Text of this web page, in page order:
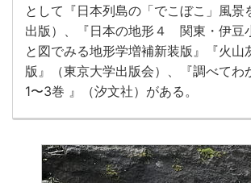
として『日本列島の「でこぼこ」風景
出版）、『日本の地形４ 関東・伊豆
と図でみる地形学増補新装版』『火山
版』（東京大学出版会）、『調べてわ
1〜3巻 』（汐文社）がある。